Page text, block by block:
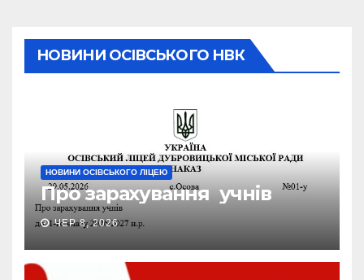
НОВИНИ ОСІВСЬКОГО НВК
НОВИНИ ОСІВСЬКОГО ЛІЦЕЮ
Про зарахування учнів
ЧЕР 8, 2026